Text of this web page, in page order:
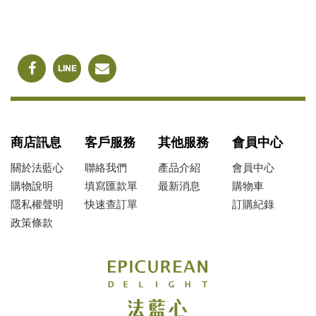
商店訊息
關於法藍心
購物說明
隱私權聲明
政策條款
客戶服務
聯絡我們
填寫匯款單
快速查訂單
其他服務
產品介紹
最新消息
會員中心
會員中心
購物車
訂購紀錄